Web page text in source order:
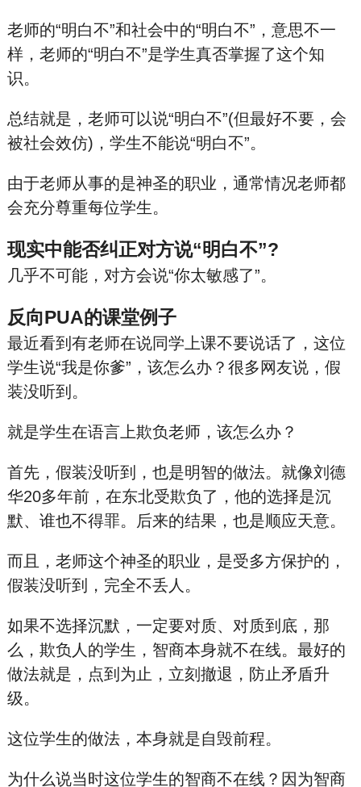
老师的“明白不”和社会中的“明白不”，意思不一
样，老师的“明白不”是学生真否掌握了这个知
识。
总结就是，老师可以说“明白不”(但最好不要，会
被社会效仿)，学生不能说“明白不”。
由于老师从事的是神圣的职业，通常情况老师都
会充分尊重每位学生。
现实中能否纠正对方说“明白不”?
几乎不可能，对方会说“你太敏感了”。
反向PUA的课堂例子
最近看到有老师在说同学上课不要说话了，这位
学生说“我是你爹”，该怎么办？很多网友说，假
装没听到。
就是学生在语言上欺负老师，该怎么办？
首先，假装没听到，也是明智的做法。就像刘德
华20多年前，在东北受欺负了，他的选择是沉
默、谁也不得罪。后来的结果，也是顺应天意。
而且，老师这个神圣的职业，是受多方保护的，
假装没听到，完全不丢人。
如果不选择沉默，一定要对质、对质到底，那
么，欺负人的学生，智商本身就不在线。最好的
做法就是，点到为止，立刻撤退，防止矛盾升
级。
这位学生的做法，本身就是自毁前程。
为什么说当时这位学生的智商不在线？因为智商